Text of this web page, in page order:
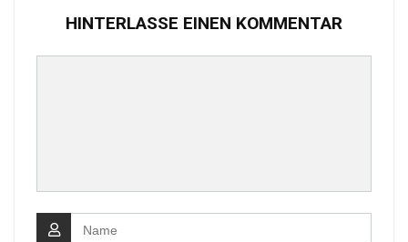
HINTERLASSE EINEN KOMMENTAR